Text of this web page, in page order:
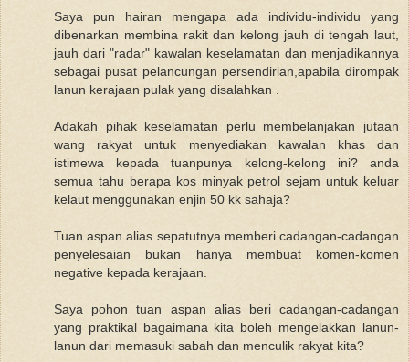
Saya pun hairan mengapa ada individu-individu yang
dibenarkan membina rakit dan kelong jauh di tengah laut,
jauh dari "radar" kawalan keselamatan dan menjadikannya
sebagai pusat pelancungan persendirian,apabila dirompak
lanun kerajaan pulak yang disalahkan .
Adakah pihak keselamatan perlu membelanjakan jutaan
wang rakyat untuk menyediakan kawalan khas dan
istimewa kepada tuanpunya kelong-kelong ini? anda
semua tahu berapa kos minyak petrol sejam untuk keluar
kelaut menggunakan enjin 50 kk sahaja?
Tuan aspan alias sepatutnya memberi cadangan-cadangan
penyelesaian bukan hanya membuat komen-komen
negative kepada kerajaan.
Saya pohon tuan aspan alias beri cadangan-cadangan
yang praktikal bagaimana kita boleh mengelakkan lanun-
lanun dari memasuki sabah dan menculik rakyat kita?